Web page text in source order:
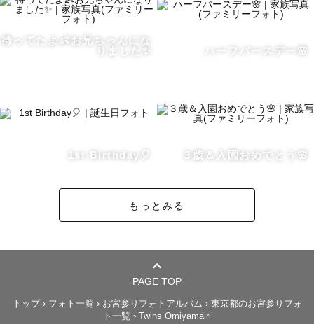
自然体で素敵な笑顔が撮れるように
お手伝いさせて頂きますのでご安心ください✊ ̖́-
※遠方の場合は交通費を頂きます🙇🏻‍♀️
ｰｰｰｰｰｰｰｰｰｰｰｰｰｰｰｰｰｰｰｰｰｰｰｰｰｰｰｰｰｰｰｰｰｰｰｰ
予定が×でも撮影可能な場合がございます。
撮影に関するご質問はページ下の公式LINEから
待ってたよ👶お兄ちゃんにな
りました✨
ハーフバースデー🌸
1st Birthday🎈 ３歳＆入園おめでとう🌸
もっとみる
PAGE TOP
トップ› フォト一覧 › お宮参りフォトアルバム › 東京都のお宮参りフォ
ト一覧 › Twins Omiyamairi